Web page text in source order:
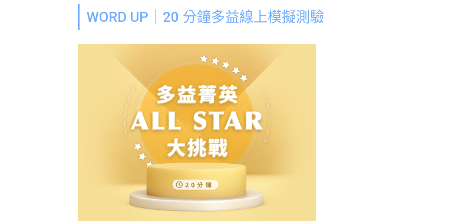
WORD UP｜20 分鐘多益線上模擬測驗